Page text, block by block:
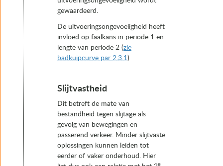
gewaardeerd.
De uitvoeringsongevoeligheid heeft
invloed op faalkans in periode 1 en
lengte van periode 2 (zie
badkuipcurve par 2.3.1 )
Slijtvastheid
Dit betreft de mate van
bestandheid tegen slijtage als
gevolg van bewegingen en
passerend verkeer. Minder slijtvaste
oplossingen kunnen leiden tot
eerder of vaker onderhoud. Hier
e